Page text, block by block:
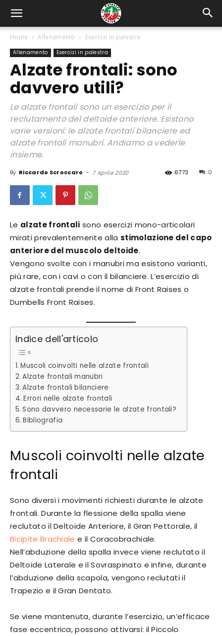
Home Allenamento Esercizi in palestra
Allenamento Esercizi in palestra
Alzate frontali: sono
davvero utili?
Le alzate frontali sono un esercizio per il
reclutamento del deltoide anteriore. Esistono
varie versioni: le alzate frontali bilanciere ed
alzate frontali manubri. Andiamo a vederle
insieme.
By Riccardo Scroccaro - 7 Aprile 2020 0
6773
Le alzate frontali sono esercizi mono-articolari
mirati prevalentemente alla stimolazione del capo
anteriore del muscolo deltoide.
Vengono svolte con i manubri ma esistono varianti,
più rare, con i cavi o con il bilanciere. L’esercizio di
alzate frontali prende il nome di Front Raises o
Dumbells Front Raises.
Indice dell'articolo
Muscoli coinvolti nelle alzate frontali
Alzate frontali manubri
Alzate frontali bilanciere
Errori nelle alzate frontali
Sono davvero necessarie le alzate frontali?
Bibliografia
Muscoli coinvolti nelle alzate
frontali
Sono diversi i movimenti richiesti durante le alzate
frontali. Durante la flessione della spalla viene
reclutato il Deltoide Anteriore, il Gran Pettorale, il
Bicipite Brachiale e il Coracobrachiale.
Nell’abduzione della spalla invece viene reclutato il
Deltoide Laterale e il Sovraspinato e infine, durante
l’abduzione della scapola, vengono reclutati il
Trapezio e il Gran Dentato.
Se viene mantenuta, durante l’esercizio, un’efficace
fase eccentrica, possono attivarsi: il Piccolo